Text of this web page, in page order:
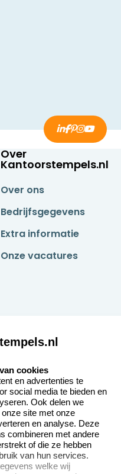
Over
Kantoorstempels.nl
Over ons
Bedrijfsgegevens
Extra informatie
Onze vacatures
Klantenservice:
Contact opnemen
Veel gestelde vragen
Retourneren
Herroepingsrecht
cookies
en advertenties te
social media te bieden en
Ook delen we
site met onze
en analyse. Deze
combineren met andere
of die ze hebben
van hun services.
welke wij